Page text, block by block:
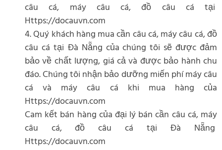
câu cá, máy câu cá, đồ câu cá tại
Https://docauvn.com
4. Quý khách hàng mua cần câu cá, máy câu cá, đồ
câu cá tại Đà Nẵng của chúng tôi sẽ được đảm
bảo về chất lượng, giá cả và được bảo hành chu
đáo. Chúng tôi nhận bảo dưỡng miến phí máy câu
cá và máy câu cá khi mua hàng của
Https://docauvn.com
Cam kết bán hàng của đại lý bán cần câu cá, máy
câu cá, đồ câu cá tại Đà Nẵng
Https://docauvn.com